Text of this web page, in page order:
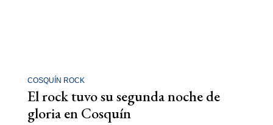
COSQUÍN ROCK
El rock tuvo su segunda noche de
gloria en Cosquín